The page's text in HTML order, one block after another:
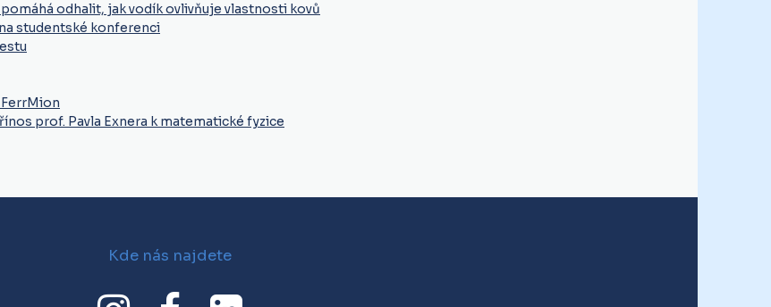
odhalit, jak vodík ovlivňuje vlastnosti kovů
studentské konferenci
prof. Pavla Exnera k matematické fyzice
Kde nás najdete